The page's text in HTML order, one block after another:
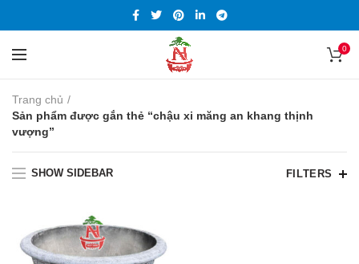
0
Trang chủ
Sản phẩm được gắn thẻ “chậu xi măng an khang thịnh
vượng”
SHOW SIDEBAR FILTERS